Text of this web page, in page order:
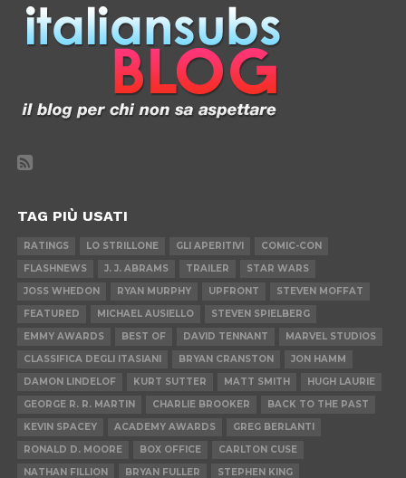
TAG PIÙ USATI
RATINGS LO STRILLONE GLI APERITIVI
COMIC-CON
FLASHNEWS
J. J. ABRAMS TRAILER
STAR WARS
JOSS WHEDON
RYAN MURPHY UPFRONT
STEVEN MOFFAT
FEATURED
MICHAEL AUSIELLO
STEVEN SPIELBERG
EMMY AWARDS
BEST OF DAVID TENNANT
MARVEL STUDIOS
CLASSIFICA DEGLI ITASIANI
BRYAN CRANSTON
JON HAMM
DAMON LINDELOF
KURT SUTTER MATT SMITH
HUGH LAURIE
GEORGE R. R. MARTIN
CHARLIE BROOKER
BACK TO THE PAST
KEVIN SPACEY
ACADEMY AWARDS
GREG BERLANTI
RONALD D. MOORE
BOX OFFICE
CARLTON CUSE
NATHAN FILLION
BRYAN FULLER STEPHEN KING